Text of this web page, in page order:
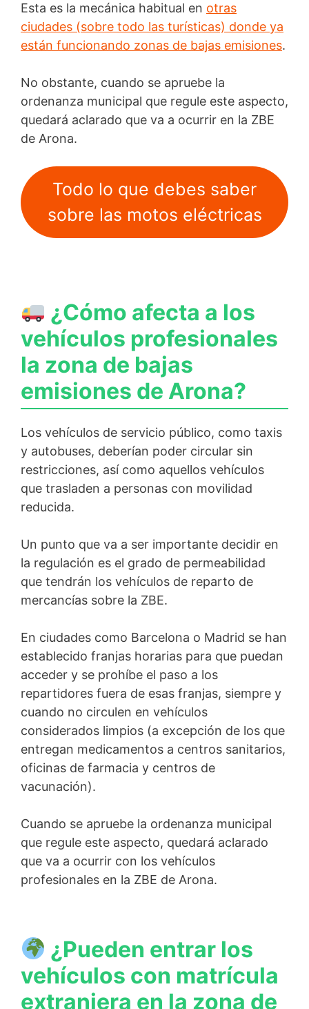
Esta es la mecánica habitual en otras
ciudades (sobre todo las turísticas) donde ya
están funcionando zonas de bajas emisiones.
No obstante, cuando se apruebe la
ordenanza municipal que regule este aspecto,
quedará aclarado que va a ocurrir en la ZBE
de Arona.
Todo lo que debes saber
sobre las motos eléctricas
¿Cómo afecta a los
vehículos profesionales
la zona de bajas
emisiones de Arona?
Los vehículos de servicio público, como taxis
y autobuses, deberían poder circular sin
restricciones, así como aquellos vehículos
que trasladen a personas con movilidad
reducida.
Un punto que va a ser importante decidir en
la regulación es el grado de permeabilidad
que tendrán los vehículos de reparto de
mercancías sobre la ZBE.
En ciudades como Barcelona o Madrid se han
establecido franjas horarias para que puedan
acceder y se prohíbe el paso a los
repartidores fuera de esas franjas, siempre y
cuando no circulen en vehículos
considerados limpios (a excepción de los que
entregan medicamentos a centros sanitarios,
oficinas de farmacia y centros de
vacunación).
Cuando se apruebe la ordenanza municipal
que regule este aspecto, quedará aclarado
que va a ocurrir con los vehículos
profesionales en la ZBE de Arona.
¿Pueden entrar los
vehículos con matrícula
extranjera en la zona de